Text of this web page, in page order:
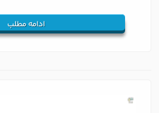
ادامه مطلب